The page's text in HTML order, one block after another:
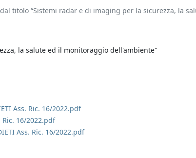
titolo “Sistemi radar e di imaging per la sicurezza, la
la salute ed il monitoraggio dell'ambiente"
Ass. Ric. 16/2022.pdf
16/2022.pdf
Ass. Ric. 16/2022.pdf